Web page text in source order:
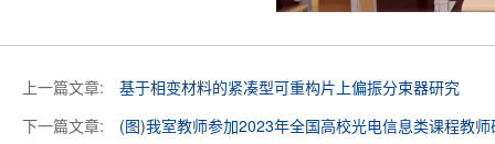
上一篇文章:
基于相变材料的紧凑型可重构片上偏振分束器研究
下一篇文章:
(图)我室教师参加2023年全国高校光电信息类课程教师